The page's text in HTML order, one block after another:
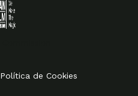
Política de Cookies